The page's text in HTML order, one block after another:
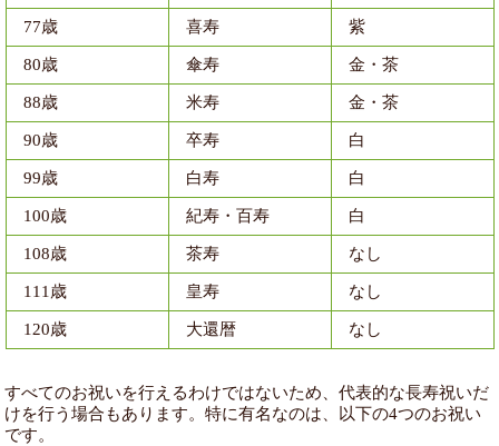
77歳 喜寿 紫
80歳 傘寿 金・茶
88歳 米寿 金・茶
90歳 卒寿 白
99歳 白寿 白
100歳 紀寿・百寿 白
108歳 茶寿 なし
111歳 皇寿 なし
120歳 大還暦 なし
すべてのお祝いを行えるわけではないため、代表的な長寿祝いだ
けを行う場合もあります。特に有名なのは、以下の4つのお祝い
です。